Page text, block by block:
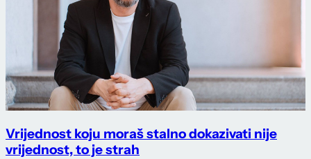
Vrijednost koju moraš stalno dokazivati nije
vrijednost, to je strah